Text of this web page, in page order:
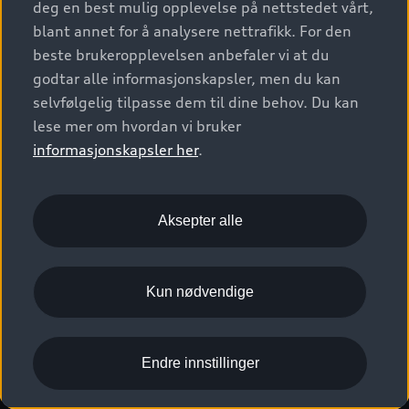
S/RS
Konseptbiler og prototyper
Prislister
Leasing
Bilgarantier
Audi Forsikring
Verkstedtjenester
Functions on demand
Kom i gang med myAudi
Kundeservice
Nyhetsbrev
Presse
Karriere
Bli sertifisert merkeverksted
Autoretur
Åpenhetsloven
© 2026 AUDI NORGE. All Rights Reserved.
Imprint Ansvarserklæring
Personvern
Informasjonskapsler (cookies)
Juridisk informasjon AUDI AG
deg en best mulig opplevelse på nettstedet vårt,
blant annet for å analysere nettrafikk. For den
beste brukeropplevelsen anbefaler vi at du
godtar alle informasjonskapsler, men du kan
selvfølgelig tilpasse dem til dine behov. Du kan
lese mer om hvordan vi bruker
informasjonskapsler her.
Aksepter alle
Kun nødvendige
Endre innstillinger